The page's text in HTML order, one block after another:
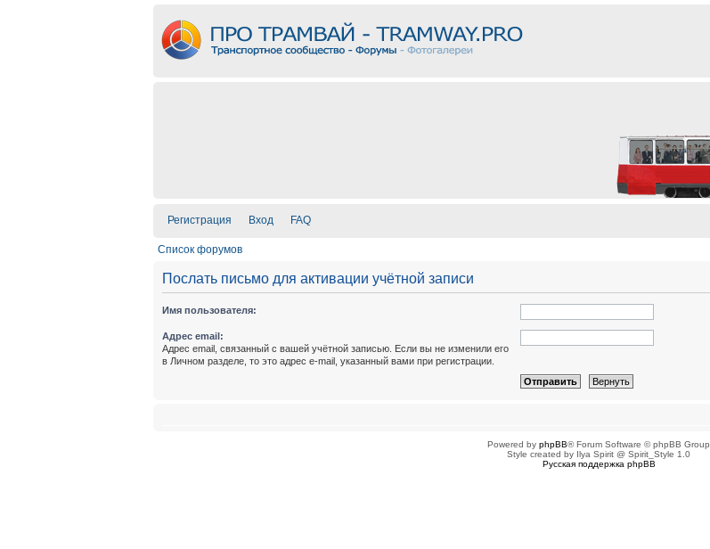
Регистрация Вход FAQ
Список форумов
Послать письмо для активации учётной записи
Имя пользователя:
Адрес email:
Адрес email, связанный с вашей учётной записью. Если вы не изменили его
в Личном разделе, то это адрес e-mail, указанный вами при регистрации.
Powered by phpBB® Forum Software © phpBB Group
Style created by Ilya Spirit @ Spirit_Style 1.0
Русская поддержка phpBB